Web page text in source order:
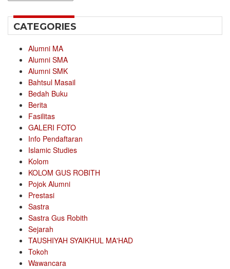
CATEGORIES
Alumni MA
Alumni SMA
Alumni SMK
Bahtsul Masail
Bedah Buku
Berita
Fasilitas
GALERI FOTO
Info Pendaftaran
Islamic Studies
Kolom
KOLOM GUS ROBITH
Pojok Alumni
Prestasi
Sastra
Sastra Gus Robith
Sejarah
TAUSHIYAH SYAIKHUL MA'HAD
Tokoh
Wawancara